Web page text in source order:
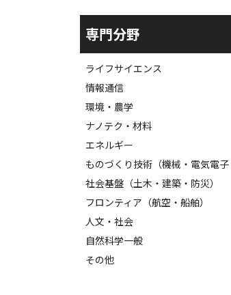
専門分野
ライフサイエンス
情報通信
環境・農学
ナノテク・材料
エネルギー
ものづくり技術（機械・電気電子
社会基盤（土木・建築・防災）
フロンティア（航空・船舶）
人文・社会
自然科学一般
その他